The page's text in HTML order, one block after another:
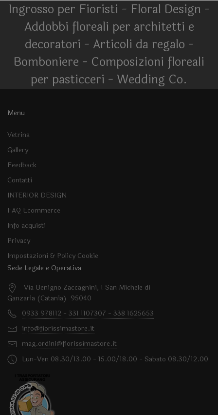
Ingrosso per Fioristi - Floral Design -
Addobbi floreali per architetti e
decoratori - Articoli da regalo -
Bomboniere - Composizioni floreali
per pasticceri - Wedding Co.
Menu
Vetrina
Gallery
Feedback
Contatti
INTERIOR DESIGN
FAQ Ecommerce
Info acquisti
Privacy
Impostazioni & Policy Cookie
Sede Legale e Operativa
Via Benigno Zaccagnini, 1 San Michele di
Ganzaria (Catania) 95040
0933 978112 - 331 1107307 - 338 1625653
info@fiorissimastore.it
mag.ordini@fiorissimastore.it
Lun-Ven 08.30/13.00 - 15.00/18.00 - Sabato 08.30/12.00